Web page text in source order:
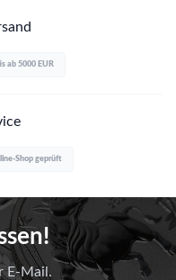
ab 5000 EUR
Shop geprüft
E-Mail.